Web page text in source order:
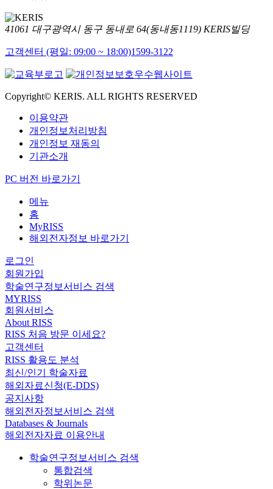
41061 대구광역시 동구 동내로 64(동내동1119) KERIS빌딩
고객센터 (평일: 09:00 ~ 18:00)1599-3122
Copyright© KERIS. ALL RIGHTS RESERVED
이용약관
개인정보처리방침
개인정보 재동의
기관소개
PC 버전 바로가기
메뉴
홈
MyRISS
해외전자정보 바로가기
로그인
회원가입
학술연구정보서비스 검색
MYRISS
회원서비스
About RISS
RISS 처음 방문 이세요?
고객센터
RISS 활용도 분석
최신/인기 학술자료
해외자료신청(E-DDS)
공지사항
해외전자정보서비스 검색
Databases & Journals
해외전자자료 이용안내
학술연구정보서비스 검색
통합검색
학위논문